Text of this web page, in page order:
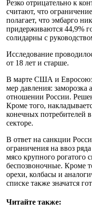
Резко отрицательно к
считают, что
полагает, что эмбарго
придерживаются 44,9%
солидарны с
Исследование
от 18 лет и старше.
В марте США и Евросоюз
мер давления:
отношении России.
Кроме того,
конечных потребителей
секторе.
В ответ на санкции
ограничения на ввоз
мясо крупного рогатого
беспозвоночные. Кроме
орехи, колбасы и
списке также значатся
Читайте также: